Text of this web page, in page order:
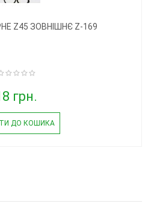
Z45 ЗОВНІШНЄ Z-169
грн.
ДО КОШИКА